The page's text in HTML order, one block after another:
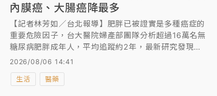
內膜癌、大腸癌降最多
【記者林芳如／台北報導】肥胖已被證實是多種癌症的
重要危險因子，台大醫院婦產部團隊分析超過16萬名無
糖尿病肥胖成年人，平均追蹤約2年，最新研究發現，
相較於僅靠飲食或運動減重者，使用GLP-1瘦瘦針者，
41%，尤其子宮內膜癌和大腸直腸癌下降最顯著。
2026/08/06 14:41
生活 醫藥